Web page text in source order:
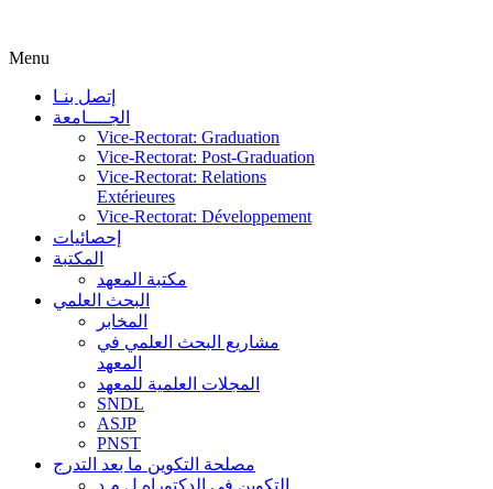
Menu
إتصل بنـا
الجــــامعة
Vice-Rectorat: Graduation
Vice-Rectorat: Post-Graduation
Vice-Rectorat: Relations
Extérieures
Vice-Rectorat: Développement
إحصائيات
المكتبة
مكتبة المعهد
البحث العلمي
المخابر
مشاريع البحث العلمي في
المعهد
المجلات العلمية للمعهد
SNDL
ASJP
PNST
مصلحة التكوين ما بعد التدرج
التكوين في الدكتوراه ل م د